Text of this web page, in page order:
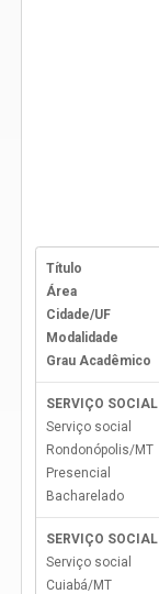
Título
Área
Cidade/UF
Modalidade
Grau Acadêmico
SERVIÇO SOCIAL
Serviço social
Rondonópolis/MT
Presencial
Bacharelado
SERVIÇO SOCIAL
Serviço social
Cuiabá/MT